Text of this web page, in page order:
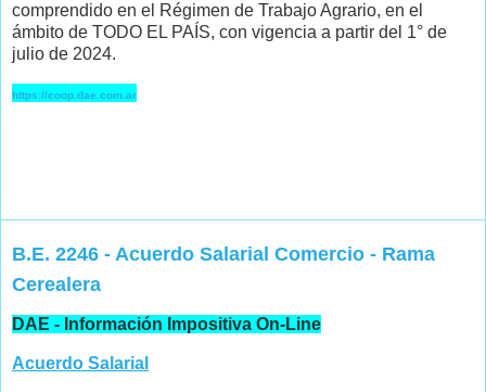
comprendido en el Régimen de Trabajo Agrario, en el
ámbito de TODO EL PAÍS, con vigencia a partir del 1° de
julio de 2024.
https://coop.dae.com.ar
B.E. 2246 - Acuerdo Salarial Comercio - Rama
Cerealera
DAE - Información Impositiva On-Line
Acuerdo Salarial